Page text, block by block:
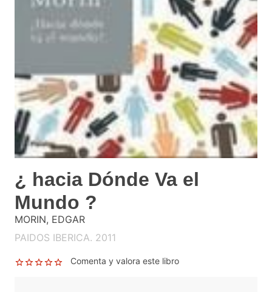
¿ hacia Dónde Va el
Mundo ?
MORIN, EDGAR
PAIDOS IBERICA. 2011
Comenta y valora este libro